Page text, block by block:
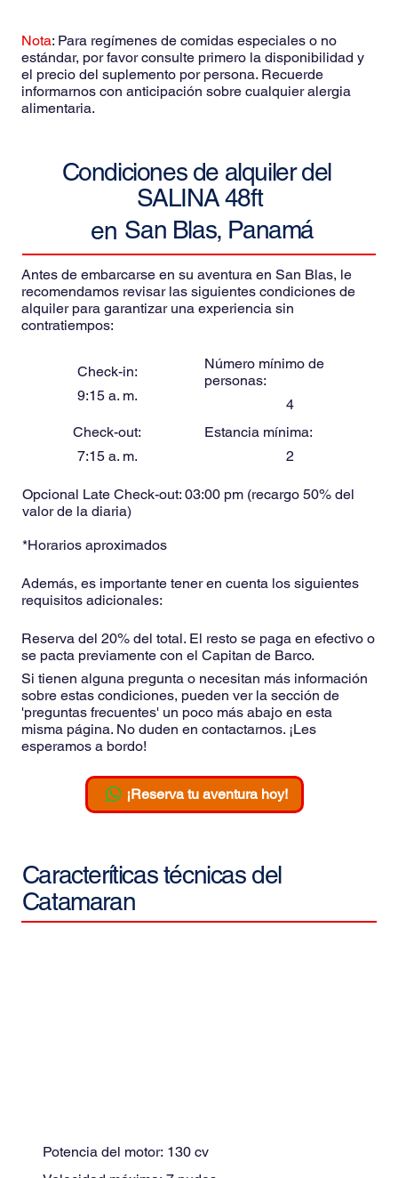
Nota: Para regímenes de comidas especiales o no
estándar, por favor consulte primero la disponibilidad y
el precio del suplemento por persona. Recuerde
informarnos con anticipación sobre cualquier alergia
alimentaria.
Condiciones de alquiler del
SALINA 48ft
en San Blas, Panamá
Antes de embarcarse en su aventura en San Blas, le
recomendamos revisar las siguientes condiciones de
alquiler para garantizar una experiencia sin
contratiempos:
Check-in:
9:15 a. m.
Check-out:
7:15 a. m.
Número mínimo de
personas:
4
Estancia mínima:
2
Opcional Late Check-out: 03:00 pm (recargo 50% del
valor de la diaria)
*Horarios aproximados
Además, es importante tener en cuenta los siguientes
requisitos adicionales:
Reserva del 20% del total. El resto se paga en efectivo o
se pacta previamente con el Capitan de Barco.
Si tienen alguna pregunta o necesitan más información
sobre estas condiciones, pueden ver la sección de
'preguntas frecuentes' un poco más abajo en esta
misma página. No duden en contactarnos. ¡Les
esperamos a bordo!
¡Reserva tu aventura hoy!
Caracteríticas técnicas del
Catamaran
Potencia del motor: 130 cv